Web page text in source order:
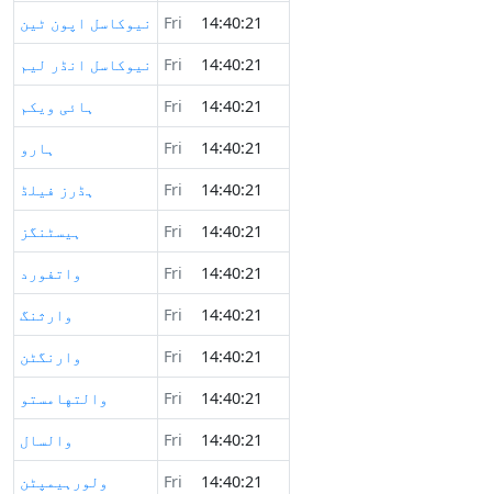
نیوکاسل اپون ٹین
Fri
14:40:21
نیوکاسل انڈر لیم
Fri
14:40:21
ہائی ویکم
Fri
14:40:21
ہارو
Fri
14:40:21
ہڈرز فیلڈ
Fri
14:40:21
ہیسٹنگز
Fri
14:40:21
واتفورد
Fri
14:40:21
وارثنگ
Fri
14:40:21
وارنگٹن
Fri
14:40:21
والتهامستو
Fri
14:40:21
والسال
Fri
14:40:21
ولورہیمپٹن
Fri
14:40:21